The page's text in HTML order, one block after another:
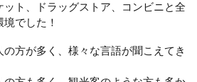
ット、ドラッグストア、コンビニと全
でした！
方が多く、様々な言語が聞こえてき